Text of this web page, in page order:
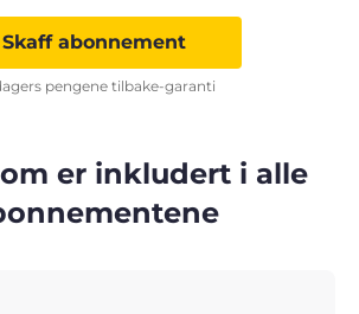
Skaff abonnement
pengene tilbake-garanti
er inkludert i alle